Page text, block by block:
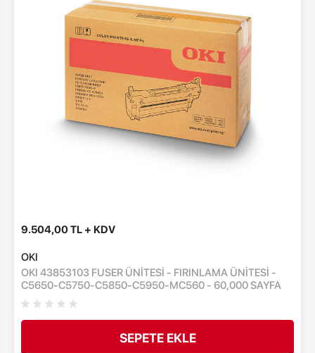
9.504,00 TL + KDV
OKI
OKI 43853103 FUSER ÜNİTESİ - FIRINLAMA ÜNİTESİ -
C5650-C5750-C5850-C5950-MC560 - 60,000 SAYFA
SEPETE EKLE